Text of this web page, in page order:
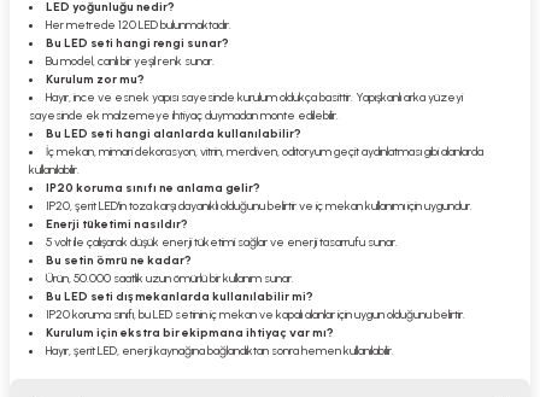
LED yoğunluğu nedir?
Her metrede 120 LED bulunmaktadır.
Bu LED seti hangi rengi sunar?
Bu model, canlı bir yeşil renk sunar.
Kurulum zor mu?
Hayır, ince ve esnek yapısı sayesinde kurulum oldukça basittir. Yapışkanlı arka yüzeyi
sayesinde ek malzemeye ihtiyaç duymadan monte edilebilir.
Bu LED seti hangi alanlarda kullanılabilir?
İç mekan, mimari dekorasyon, vitrin, merdiven, oditoryum geçit aydınlatması gibi alanlarda
kullanılabilir.
IP20 koruma sınıfı ne anlama gelir?
IP20, şerit LED'in toza karşı dayanıklı olduğunu belirtir ve iç mekan kullanımı için uygundur.
Enerji tüketimi nasıldır?
5 volt ile çalışarak düşük enerji tüketimi sağlar ve enerji tasarrufu sunar.
Bu setin ömrü ne kadar?
Ürün, 50.000 saatlik uzun ömürlü bir kullanım sunar.
Bu LED seti dış mekanlarda kullanılabilir mi?
IP20 koruma sınıfı, bu LED setinin iç mekan ve kapalı alanlar için uygun olduğunu belirtir.
Kurulum için ekstra bir ekipmana ihtiyaç var mı?
Hayır, şerit LED, enerji kaynağına bağlandıktan sonra hemen kullanılabilir.